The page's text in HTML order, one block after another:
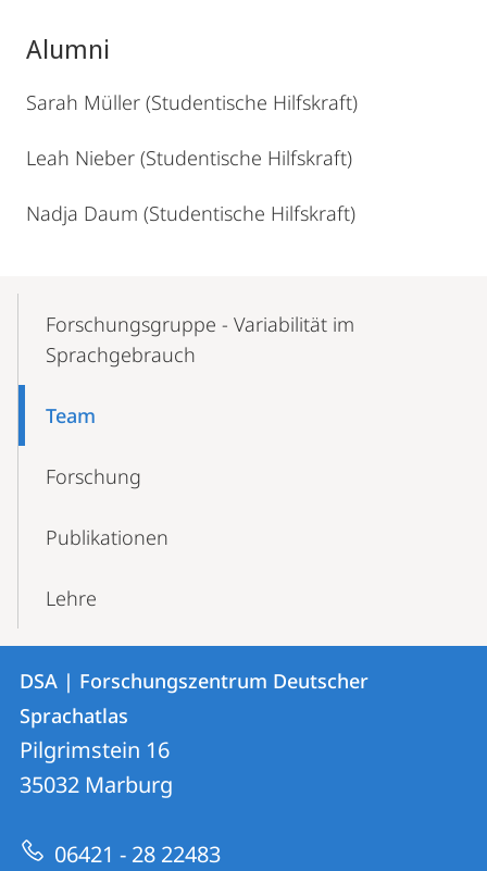
Alumni
Sarah Müller (Studentische Hilfskraft)
Leah Nieber (Studentische Hilfskraft)
Nadja Daum (Studentische Hilfskraft)
NavigationForschungsgruppe - Variabilität im
Sprachgebrauch
Team
Forschung
Publikationen
Lehre
Kontakt
und
Informationen
zur
Website
Kontaktinformationen
DSA
|
Forschungszentrum
Sprachatlas
DSA | Forschungszentrum Deutscher
Sprachatlas
Pilgrimstein 16
35032 Marburg
06421 - 28 22483